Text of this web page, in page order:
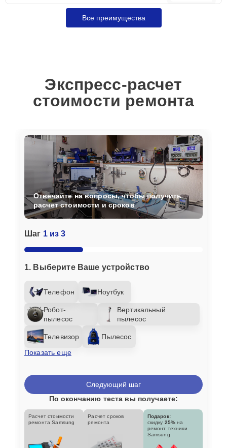
Все преимущества
Экспресс-расчет
стоимости ремонта
Шаг 1 из 3
1. Выберите Ваше устройство
Телефон Ноутбук
Робот-
пылесос
Вертикальный
пылесос
Телевизор
Пылесос
Показать еще
Отвечайте на вопросы, чтобы получить
расчет стоимости и сроков
Следующий шаг
По окончанию теста вы получаете:
Расчет стоимости
ремонта Samsung
Расчет сроков
ремонта
Подарок:
скидку 25% на
ремонт техники
Samsung